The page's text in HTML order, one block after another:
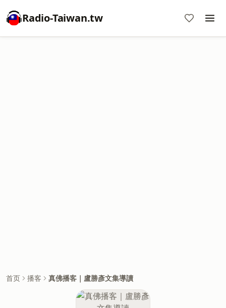
Radio-Taiwan.tw
首页 播客 真佛播客｜盧勝彥文集導讀